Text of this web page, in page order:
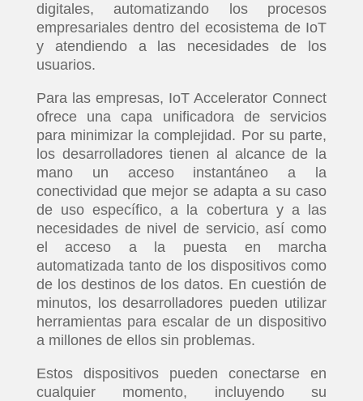
digitales, automatizando los procesos
empresariales dentro del ecosistema de IoT
y atendiendo a las necesidades de los
usuarios.
Para las empresas, IoT Accelerator Connect
ofrece una capa unificadora de servicios
para minimizar la complejidad. Por su parte,
los desarrolladores tienen al alcance de la
mano un acceso instantáneo a la
conectividad que mejor se adapta a su caso
de uso específico, a la cobertura y a las
necesidades de nivel de servicio, así como
el acceso a la puesta en marcha
automatizada tanto de los dispositivos como
de los destinos de los datos. En cuestión de
minutos, los desarrolladores pueden utilizar
herramientas para escalar de un dispositivo
a millones de ellos sin problemas.
Estos dispositivos pueden conectarse en
cualquier momento, incluyendo su